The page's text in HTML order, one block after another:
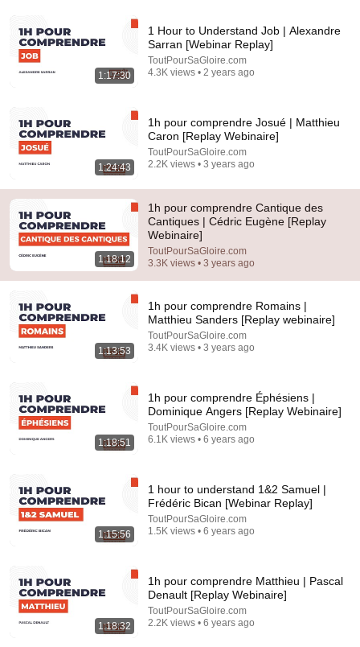
21K views
1:43:23
Pr Joyeux : Le cancérologue qu’on veut faire TAIRE !
Cette mode augmente le risque de cancer ?
Vos jambes s'affaiblissent en premier ! Mangez ces 6
aliments pour les renforcer rapidement.
1:17:30
1 Hour to Understand Job | Alexandre
Sarran [Webinar Replay]
ToutPourSaGloire.com
4.3K views • 2 years ago
1:24:43
1h pour comprendre Josué | Matthieu
Caron [Replay Webinaire]
ToutPourSaGloire.com
2.2K views • 3 years ago
1:18:12
1h pour comprendre Cantique des
Cantiques | Cédric Eugène [Replay
Webinaire]
ToutPourSaGloire.com
3.3K views • 3 years ago
1:13:53
1h pour comprendre Romains |
Matthieu Sanders [Replay webinaire]
ToutPourSaGloire.com
3.4K views • 3 years ago
1:18:51
1h pour comprendre Éphésiens |
Dominique Angers [Replay Webinaire]
ToutPourSaGloire.com
6.1K views • 6 years ago
1:15:56
1 hour to understand 1&2 Samuel |
Frédéric Bican [Webinar Replay]
ToutPourSaGloire.com
1.5K views • 6 years ago
1:18:32
1h pour comprendre Matthieu | Pascal
Denault [Replay Webinaire]
ToutPourSaGloire.com
2.2K views • 6 years ago